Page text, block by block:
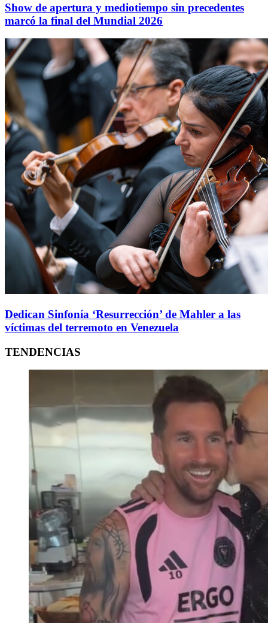
Show de apertura y mediotiempo sin precedentes
marcó la final del Mundial 2026
Dedican Sinfonía ‘Resurrección’ de Mahler a las
víctimas del terremoto en Venezuela
TENDENCIAS